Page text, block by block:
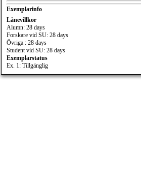
Exemplarinfo
Lånevillkor
Alumn: 28 days
Forskare vid SU: 28 days
Övriga : 28 days
Student vid SU: 28 days
Exemplarstatus
Ex. 1: Tillgänglig